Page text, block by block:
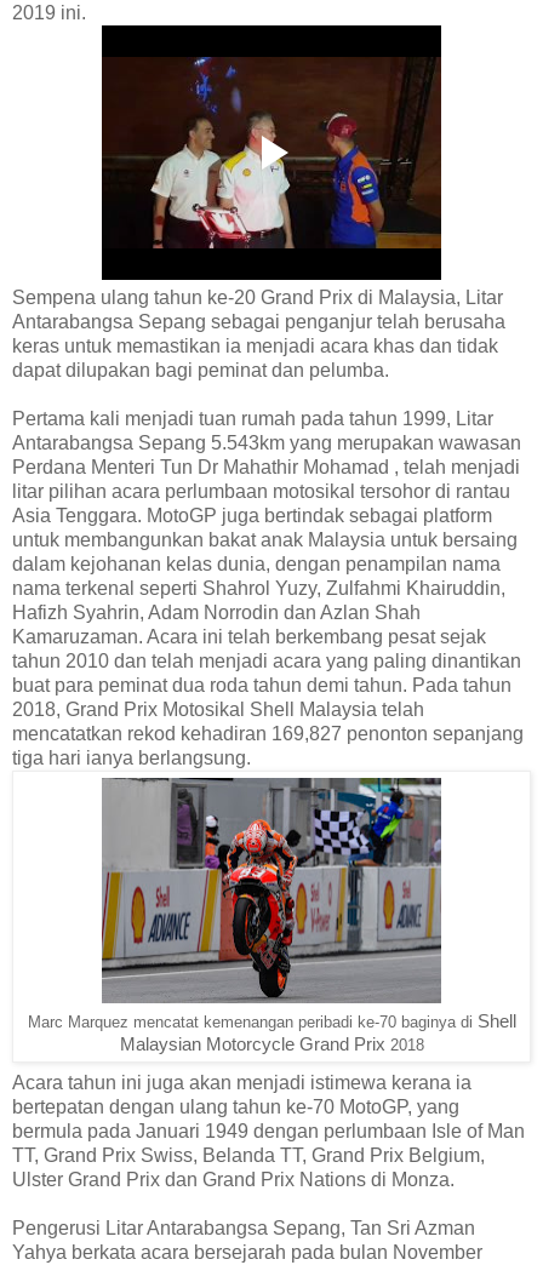
2019 ini.
Sempena ulang tahun ke-20 Grand Prix di Malaysia, Litar
Antarabangsa Sepang sebagai penganjur telah berusaha
keras untuk memastikan ia menjadi acara khas dan tidak
dapat dilupakan bagi peminat dan pelumba.
Pertama kali menjadi tuan rumah pada tahun 1999, Litar
Antarabangsa Sepang 5.543km yang merupakan wawasan
Perdana Menteri Tun Dr Mahathir Mohamad , telah menjadi
litar pilihan acara perlumbaan motosikal tersohor di rantau
Asia Tenggara. MotoGP juga bertindak sebagai platform
untuk membangunkan bakat anak Malaysia untuk bersaing
dalam kejohanan kelas dunia, dengan penampilan nama
nama terkenal seperti Shahrol Yuzy, Zulfahmi Khairuddin,
Hafizh Syahrin, Adam Norrodin dan Azlan Shah
Kamaruzaman. Acara ini telah berkembang pesat sejak
tahun 2010 dan telah menjadi acara yang paling dinantikan
buat para peminat dua roda tahun demi tahun. Pada tahun
2018, Grand Prix Motosikal Shell Malaysia telah
mencatatkan rekod kehadiran 169,827 penonton sepanjang
tiga hari ianya berlangsung.
Marc Marquez mencatat kemenangan peribadi ke-70 baginya di Shell
Malaysian Motorcycle Grand Prix 2018
Acara tahun ini juga akan menjadi istimewa kerana ia
bertepatan dengan ulang tahun ke-70 MotoGP, yang
bermula pada Januari 1949 dengan perlumbaan Isle of Man
TT, Grand Prix Swiss, Belanda TT, Grand Prix Belgium,
Ulster Grand Prix dan Grand Prix Nations di Monza.
Pengerusi Litar Antarabangsa Sepang, Tan Sri Azman
Yahya berkata acara bersejarah pada bulan November